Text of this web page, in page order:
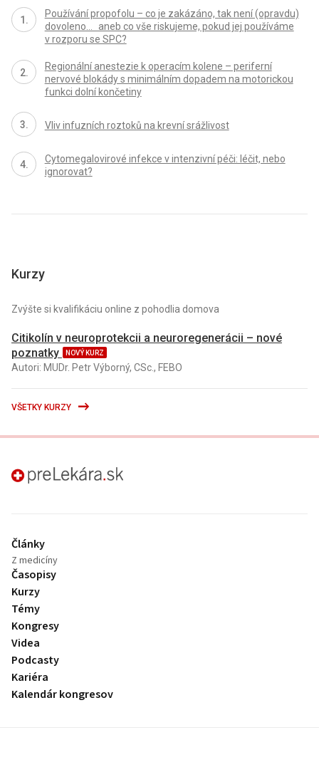
Používání propofolu – co je zakázáno, tak není (opravdu)
dovoleno... aneb co vše riskujeme, pokud jej používáme
v rozporu se SPC?
Regionální anestezie k operacím kolene – periferní
nervové blokády s minimálním dopadem na motorickou
funkci dolní končetiny
Vliv infuzních roztoků na krevní srážlivost
Cytomegalovirové infekce v intenzivní péči: léčit, nebo
ignorovat?
Kurzy
Zvýšte si kvalifikáciu online z pohodlia domova
Citikolín v neuroprotekcii a neuroregenerácii – nové
poznatky
NOVÝ KURZ
Autori: MUDr. Petr Výborný, CSc., FEBO
VŠETKY KURZY
preLekára.sk
Články
Z medicíny
Časopisy
Kurzy
Témy
Kongresy
Videa
Podcasty
Kariéra
Kalendár kongresov